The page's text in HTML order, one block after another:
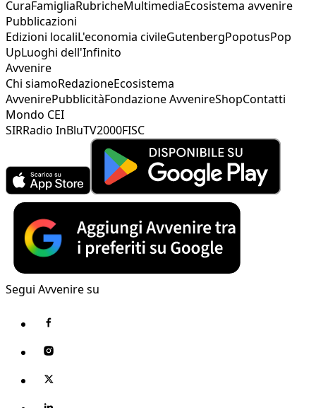
CuraFamigliaRubricheMultimediaEcosistema avvenire
Pubblicazioni
Edizioni localiL'economia civileGutenbergPopotusPop
UpLuoghi dell'Infinito
Avvenire
Chi siamoRedazioneEcosistema
AvvenirePubblicitàFondazione AvvenireShopContatti
Mondo CEI
SIRRadio InBluTV2000FISC
Segui Avvenire su